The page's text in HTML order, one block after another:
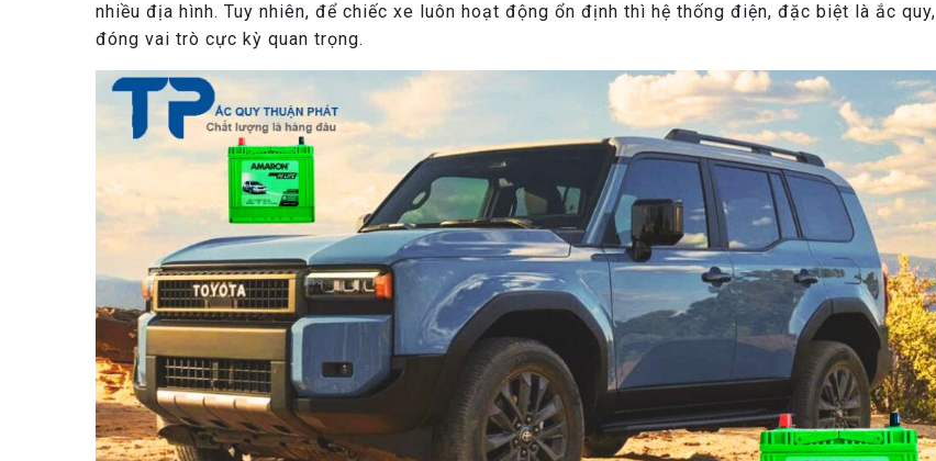
nhiều địa hình. Tuy nhiên, để chiếc xe luôn hoạt động ổn định thì hệ thống điện, đặc biệt là ắc quy,
đóng vai trò cực kỳ quan trọng.